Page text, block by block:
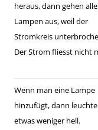
heraus, dann gehen alle
Lampen aus, weil der
Stromkreis
Der Strom fliesst nicht
Wenn man eine Lampe
hinzufügt, dann
etwas weniger hell.